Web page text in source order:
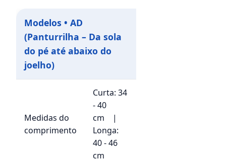
Modelos • AD
(Panturrilha – Da sola
do pé até abaixo do
joelho)
Medidas do
comprimento
Curta: 34
- 40
cm |
Longa:
40 - 46
cm